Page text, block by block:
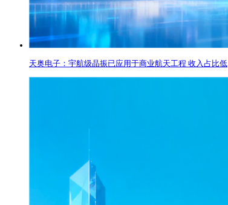
天奥电子：宇航级晶振已应用于商业航天工程 收入占比低